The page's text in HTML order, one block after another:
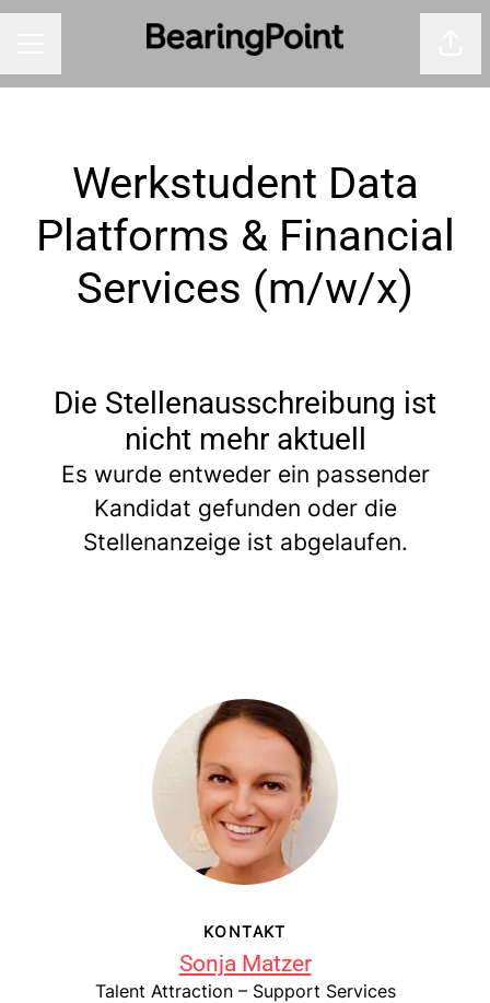
Werkstudent Data
Platforms & Financial
Services (m/w/x)
Die Stellenausschreibung ist
nicht mehr aktuell
Es wurde entweder ein passender
Kandidat gefunden oder die
Stellenanzeige ist abgelaufen.
KONTAKT
Sonja Matzer
Talent Attraction – Support Services